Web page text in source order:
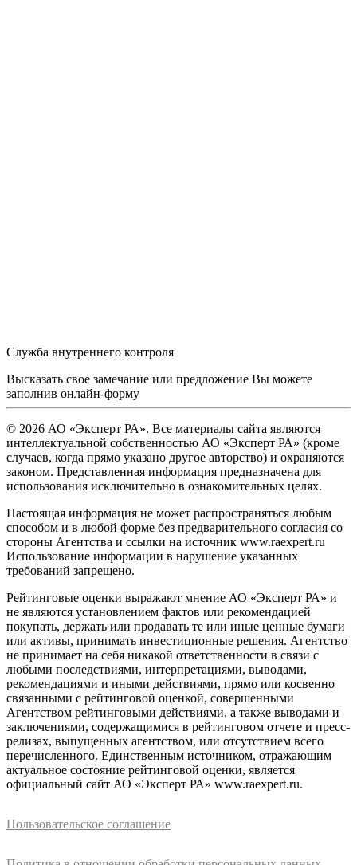
Служба внутреннего контроля
Высказать свое замечание или предложение Вы можете
заполнив онлайн-форму
© 2026 АО «Эксперт РА». Все материалы сайта являются
интеллектуальной собственностью АО «Эксперт РА» (кроме
случаев, когда прямо указано другое авторство) и охраняются
законом. Представленная информация предназначена для
использования исключительно в ознакомительных целях.
Настоящая информация не может распространяться любым
способом и в любой форме без предварительного согласия со
стороны Агентства и ссылки на источник www.raexpert.ru
Использование информации в нарушение указанных
требований запрещено.
Рейтинговые оценки выражают мнение АО «Эксперт РА» и
не являются установлением фактов или рекомендацией
покупать, держать или продавать те или иные ценные бумаги
или активы, принимать инвестиционные решения. Агентство
не принимает на себя никакой ответственности в связи с
любыми последствиями, интерпретациями, выводами,
рекомендациями и иными действиями, прямо или косвенно
связанными с рейтинговой оценкой, совершенными
Агентством рейтинговыми действиями, а также выводами и
заключениями, содержащимися в рейтинговом отчете и пресс-
релизах, выпущенных агентством, или отсутствием всего
перечисленного. Единственным источником, отражающим
актуальное состояние рейтинговой оценки, является
официальный сайт АО «Эксперт РА» www.raexpert.ru.
Пользовательское соглашение